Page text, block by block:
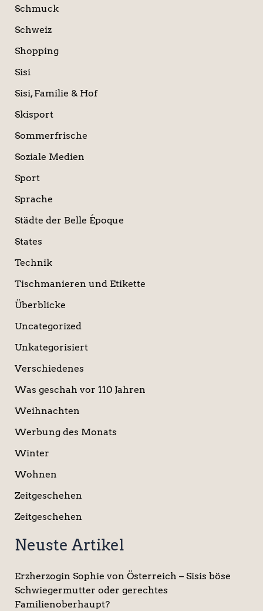
Schmuck
Schweiz
Shopping
Sisi
Sisi, Familie & Hof
Skisport
Sommerfrische
Soziale Medien
Sport
Sprache
Städte der Belle Époque
States
Technik
Tischmanieren und Etikette
Überblicke
Uncategorized
Unkategorisiert
Verschiedenes
Was geschah vor 110 Jahren
Weihnachten
Werbung des Monats
Winter
Wohnen
Zeitgeschehen
Zeitgeschehen
Neuste Artikel
Erzherzogin Sophie von Österreich – Sisis böse
Schwiegermutter oder gerechtes
Familienoberhaupt?